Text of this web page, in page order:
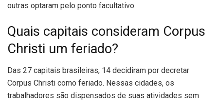
outras optaram pelo ponto facultativo.
Quais capitais consideram Corpus
Christi um feriado?
Das 27 capitais brasileiras, 14 decidiram por decretar
Corpus Christi como feriado. Nessas cidades, os
trabalhadores são dispensados de suas atividades sem